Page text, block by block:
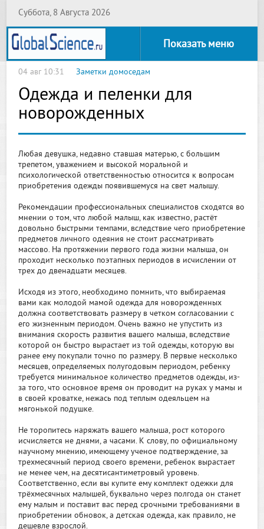
Суббота, 8 Августа 2026
Показать меню
04 авг 10:31 Заметки домоседам
Одежда и пеленки для
новорожденных
Любая девушка, недавно ставшая матерью, с большим
трепетом, уважением и высокой моральной и
психологической ответственностью относится к вопросам
приобретения одежды появившемуся на свет малышу.
Рекомендации профессиональных специалистов сходятся во
мнении о том, что любой малыш, как известно, растёт
довольно быстрыми темпами, вследствие чего приобретение
предметов личного одеяния не стоит рассматривать
массово. На протяжении первого года жизни малыша, он
проходит несколько поэтапных периодов в исчислении от
трех до двенадцати месяцев.
Исходя из этого, необходимо помнить, что выбираемая
вами как молодой мамой одежда для новорожденных
должна соответствовать размеру в четком согласовании с
его жизненным периодом. Очень важно не упустить из
внимания скорость развития вашего малыша, вследствие
которой он быстро вырастает из той одежды, которую вы
ранее ему покупали точно по размеру. В первые несколько
месяцев, определяемых полугодовым периодом, ребенку
требуется минимальное количество предметов одежды, из-
за того, что основное время он проводит на руках у мамы и
в своей кроватке, нежась под теплым одеяльцем на
мягонькой подушке.
Не торопитесь наряжать вашего малыша, рост которого
исчисляется не днями, а часами. К слову, по официальному
научному мнению, имеющему ученое подтверждение, за
трехмесячный период своего времени, ребенок вырастает
не менее чем, на десятисантиметровый уровень.
Соответственно, если вы купите ему комплект одежки для
трёхмесячных малышей, буквально через полгода он станет
ему малым и поставит вас перед срочными требованиями в
приобретении обновок, а детская одежда, как правило, не
дешевле взрослой.